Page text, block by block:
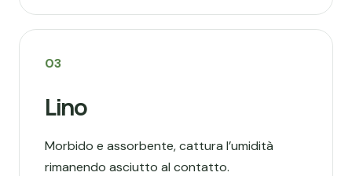
03
Lino
Morbido e assorbente, cattura l’umidità
rimanendo asciutto al contatto.